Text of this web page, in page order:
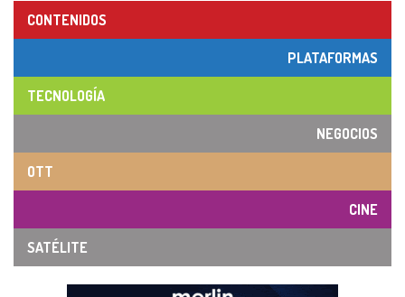
CONTENIDOS
PLATAFORMAS
TECNOLOGÍA
NEGOCIOS
OTT
CINE
SATÉLITE